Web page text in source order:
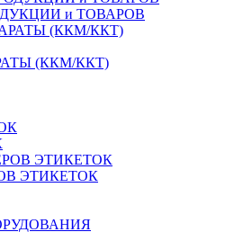
и ТОВАРОВ
(ККМ/ККТ)
ЭТИКЕТОК